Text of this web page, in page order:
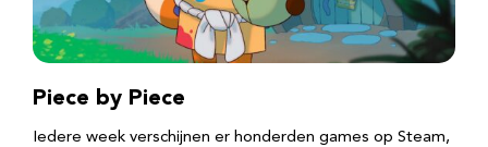
Piece by Piece
Iedere week verschijnen er honderden games op Steam,